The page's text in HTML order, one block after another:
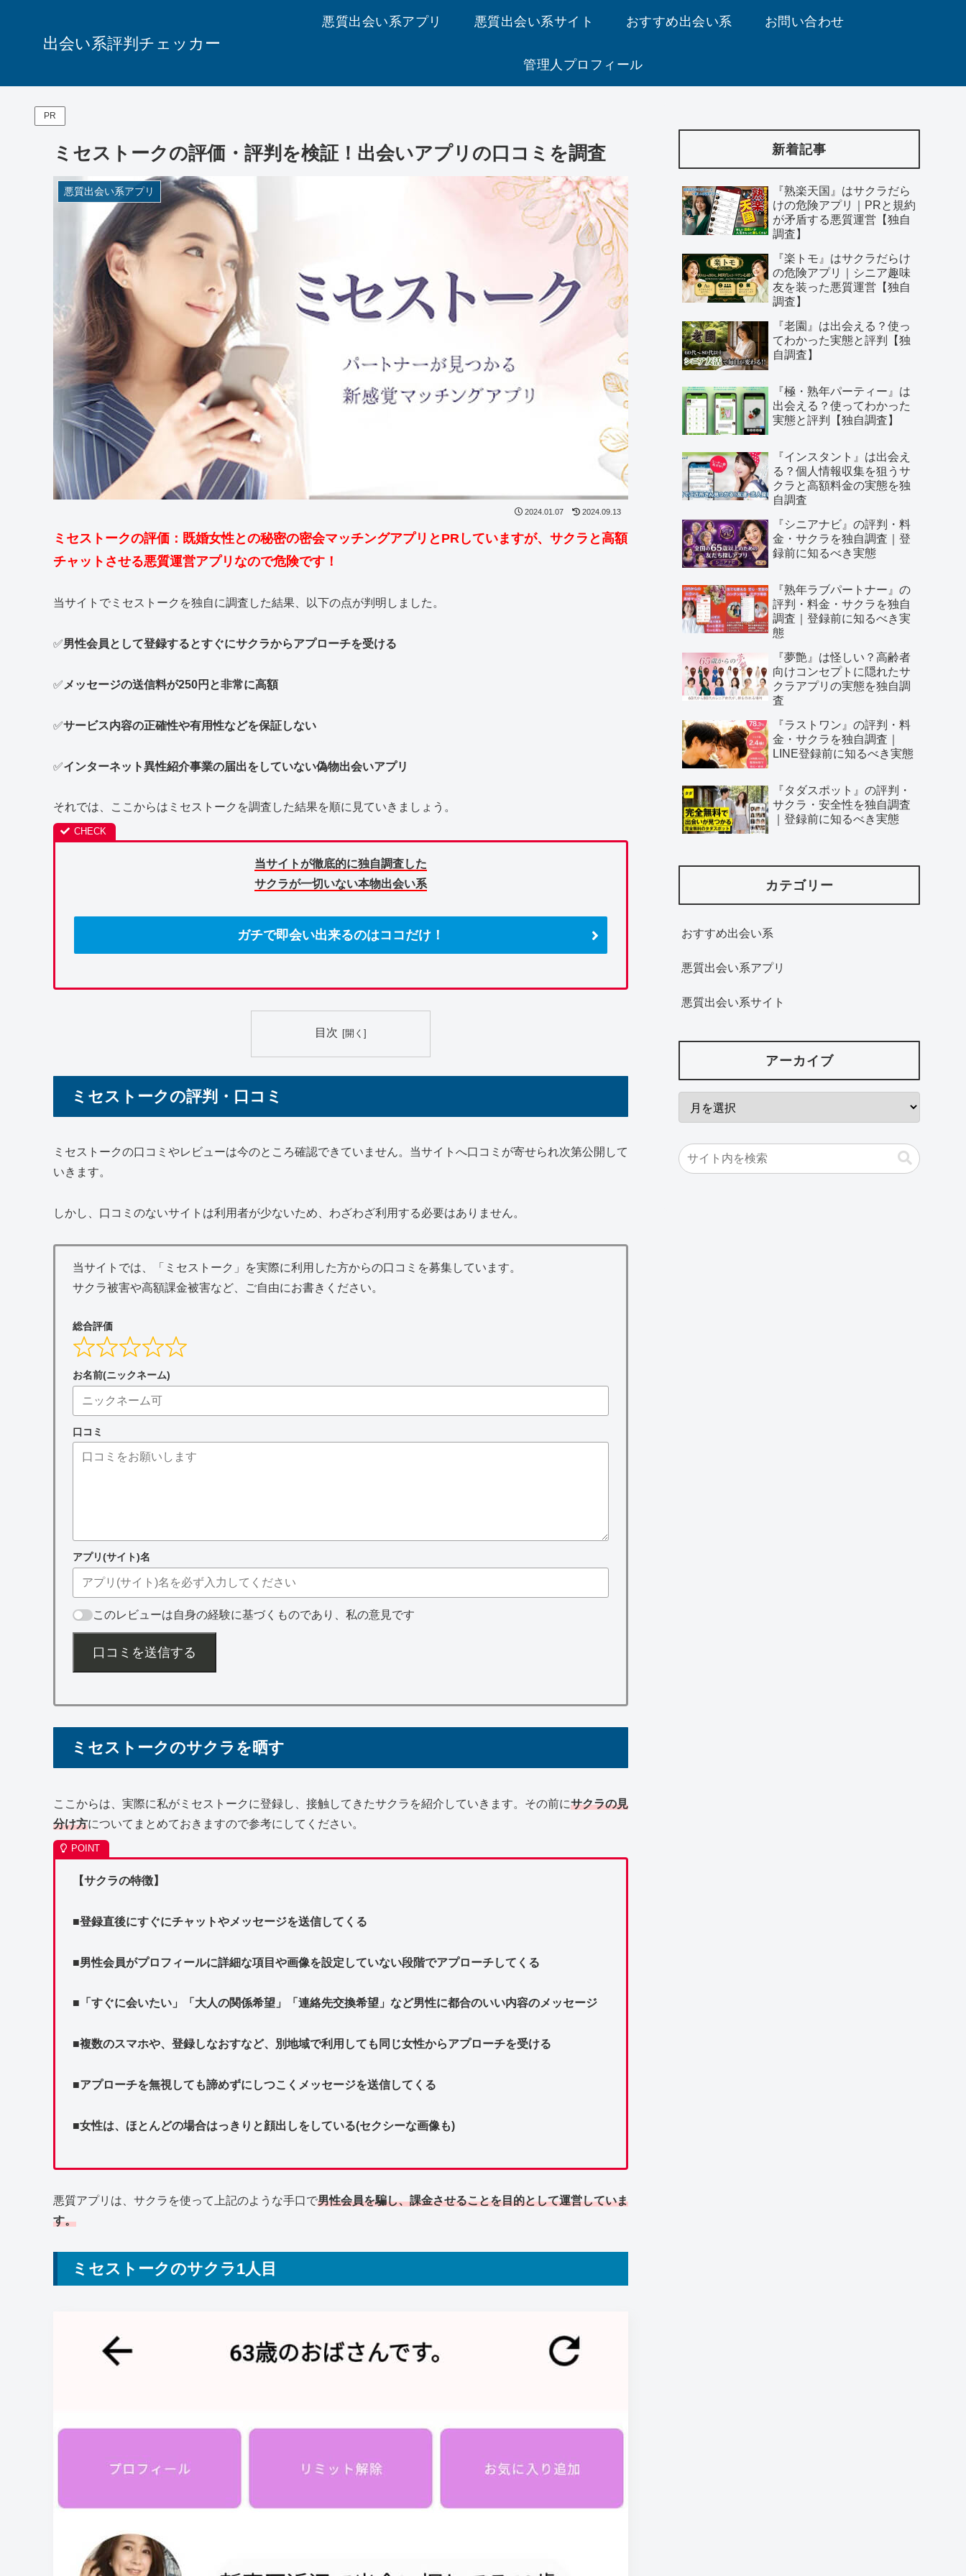
出会い系評判チェッカー
悪質出会い系アプリ 悪質出会い系サイト おすすめ出会い系 お問い合わせ
管理人プロフィール
PR
ミセストークの評価・評判を検証！出会いアプリの口コミを調査
悪質出会い系アプリ
2024.01.07 2024.09.13
ミセストークの評価：既婚女性との秘密の密会マッチングアプリとPRしていますが、サクラと高額
チャットさせる悪質運営アプリなので危険です！
当サイトでミセストークを独自に調査した結果、以下の点が判明しました。
✅男性会員として登録するとすぐにサクラからアプローチを受ける
✅ メッセージの送信料が250円と非常に高額
✅サービス内容の正確性や有用性などを保証しない
✅インターネット異性紹介事業の届出をしていない偽物出会いアプリ
それでは、ここからはミセストークを調査した結果を順に見ていきましょう。
当サイトが徹底的に独自調査した
サクラが一切いない本物出会い系
ガチで即会い出来るのはココだけ！
目次
ミセストークの評判・口コミ
ミセストークの口コミやレビューは今のところ確認できていません。当サイトへ口コミが寄せられ次第公開して
いきます。
しかし、口コミのないサイトは利用者が少ないため、わざわざ利用する必要はありません。
当サイトでは、「ミセストーク」を実際に利用した方からの口コミを募集しています。
サクラ被害や高額課金被害など、ご自由にお書きください。
総合評価
お名前(ニックネーム)
口コミ
アプリ(サイト)名
このレビューは自身の経験に基づくものであり、私の意見です
口コミを送信する
ミセストークのサクラを晒す
ここからは、実際に私がミセストークに登録し、接触してきたサクラを紹介していきます。その前にサクラの見
分け方についてまとめておきますので参考にしてください。
【サクラの特徴】
■登録直後にすぐにチャットやメッセージを送信してくる
■男性会員がプロフィールに詳細な項目や画像を設定していない段階でアプローチしてくる
■「すぐに会いたい」「大人の関係希望」「連絡先交換希望」など男性に都合のいい内容のメッセージ
■複数のスマホや、登録しなおすなど、別地域で利用しても同じ女性からアプローチを受ける
■アプローチを無視しても諦めずにしつこくメッセージを送信してくる
■女性は、ほとんどの場合はっきりと顔出しをしている(セクシーな画像も)
悪質アプリは、サクラを使って上記のような手口で男性会員を騙し、課金させることを目的として運営していま
す。
ミセストークのサクラ1人目
新着記事
『熟楽天国』はサクラだら
けの危険アプリ｜PRと規約
が矛盾する悪質運営【独自
調査】
『楽トモ』はサクラだらけ
の危険アプリ｜シニア趣味
友を装った悪質運営【独自
調査】
『老園』は出会える？使っ
てわかった実態と評判【独
自調査】
『極・熟年パーティー』は
出会える？使ってわかった
実態と評判【独自調査】
『インスタント』は出会え
る？個人情報収集を狙うサ
クラと高額料金の実態を独
自調査
『シニアナビ』の評判・料
金・サクラを独自調査｜登
録前に知るべき実態
『熟年ラブパートナー』の
評判・料金・サクラを独自
調査｜登録前に知るべき実
態
『夢艶』は怪しい？高齢者
向けコンセプトに隠れたサ
クラアプリの実態を独自調
査
『ラストワン』の評判・料
金・サクラを独自調査｜
LINE登録前に知るべき実態
『タダスポット』の評判・
サクラ・安全性を独自調査
｜登録前に知るべき実態
カテゴリー
おすすめ出会い系
悪質出会い系アプリ
悪質出会い系サイト
アーカイブ